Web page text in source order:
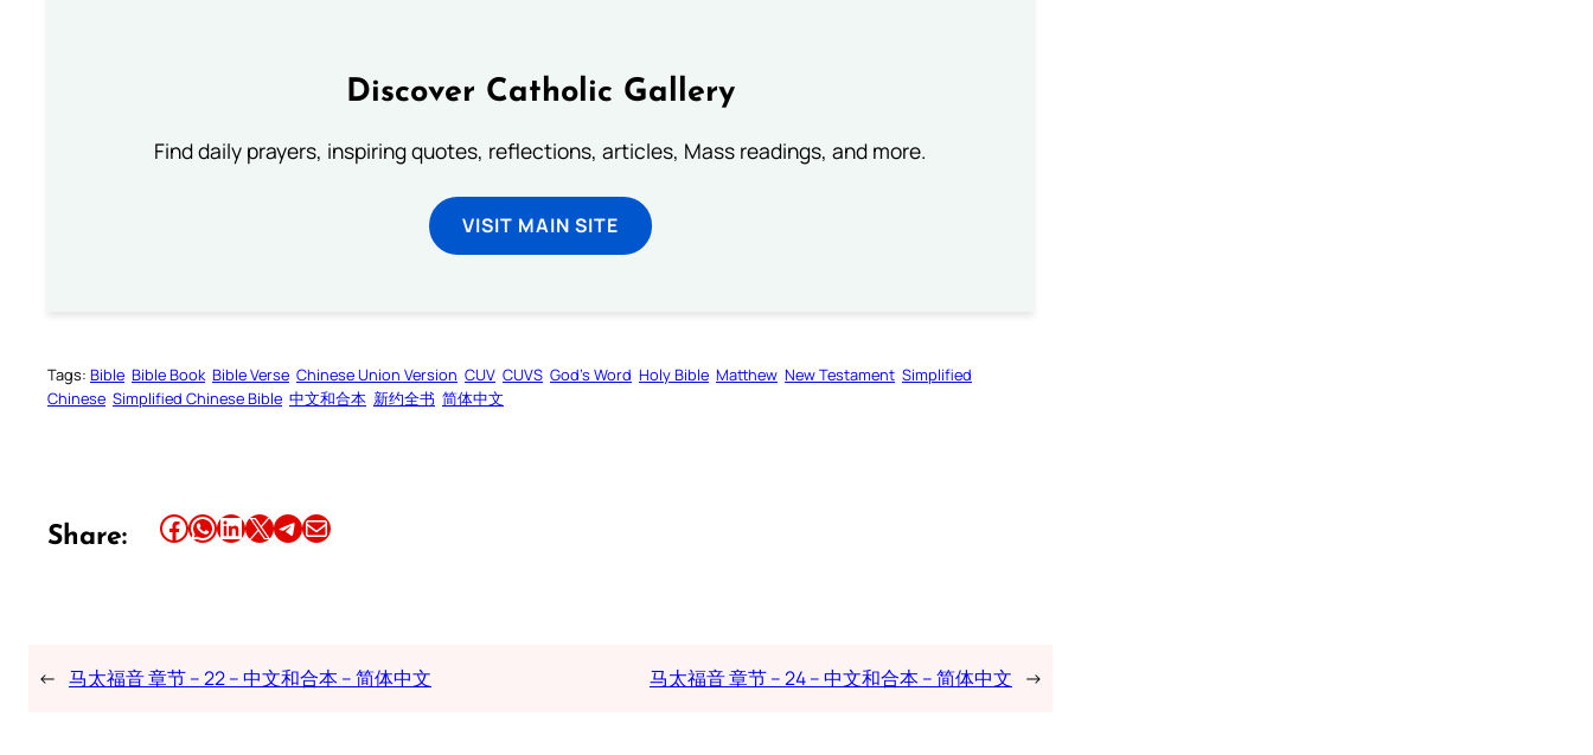
Discover Catholic Gallery
Find daily prayers, inspiring quotes, reflections, articles, Mass readings, and more.
VISIT MAIN SITE
Tags: Bible Bible Book Bible Verse Chinese Union Version CUV CUVS God’s Word Holy Bible Matthew New Testament Simplified
Chinese Simplified Chinese Bible 中文和合本 新约全书 简体中文
Share: Share this article on Facebook Share this article on WhatsApp Share this article on LinkedIn Share this article on X Share this article on TelegramEmail this Article
← 马太福音 章节 – 22 – 中文和合本 – 简体中文 马太福音 章节 – 24 – 中文和合本 – 简体中文 →